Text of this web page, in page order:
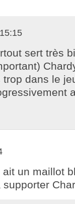
sert très
dans le
ait un maillot
supporter